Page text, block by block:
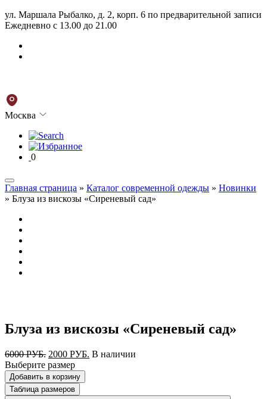
ул. Маршала Рыбалко, д. 2, корп. 6 по предварительной записи
Ежедневно с 13.00 до 21.00
Москва
0
Главная страница » Каталог современной одежды » Новинки
» Блуза из вискозы «Сиреневый сад»
Блуза из вискозы «Сиреневый сад»
6000РУБ. Первоначальная
цена
составляла
6000 РУБ..
2000 РУБ. Текущая
В наличии
Выберите размер
Добавить в корзину
Таблица размеров